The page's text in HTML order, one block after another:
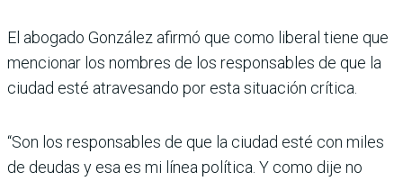
El abogado González afirmó que como liberal tiene que
mencionar los nombres de los responsables de que la
ciu­dad esté atravesando por esta situación crítica.
“Son los responsables de que la ciudad esté con miles
de deudas y esa es mi línea polí­tica. Y como dije no